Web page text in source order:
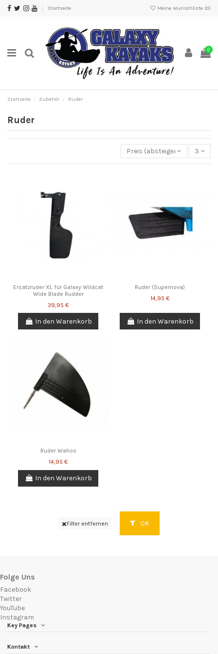
Startseite Meine Wunschliste (0)
0
Startseite Zubehör Ruder
Ruder
Preis (absteigend) 3
Ersatzruder XL für Galaxy Wildcat
Wide Blade Rudder
39,95 €
In den Warenkorb
Ruder (Supernova)
14,95 €
In den Warenkorb
Ruder Wahoo
14,95 €
In den Warenkorb
Filter entfernen OK
Folge Uns
Facebook
Twitter
YouTube
Instagram
Key Pages
Kontakt